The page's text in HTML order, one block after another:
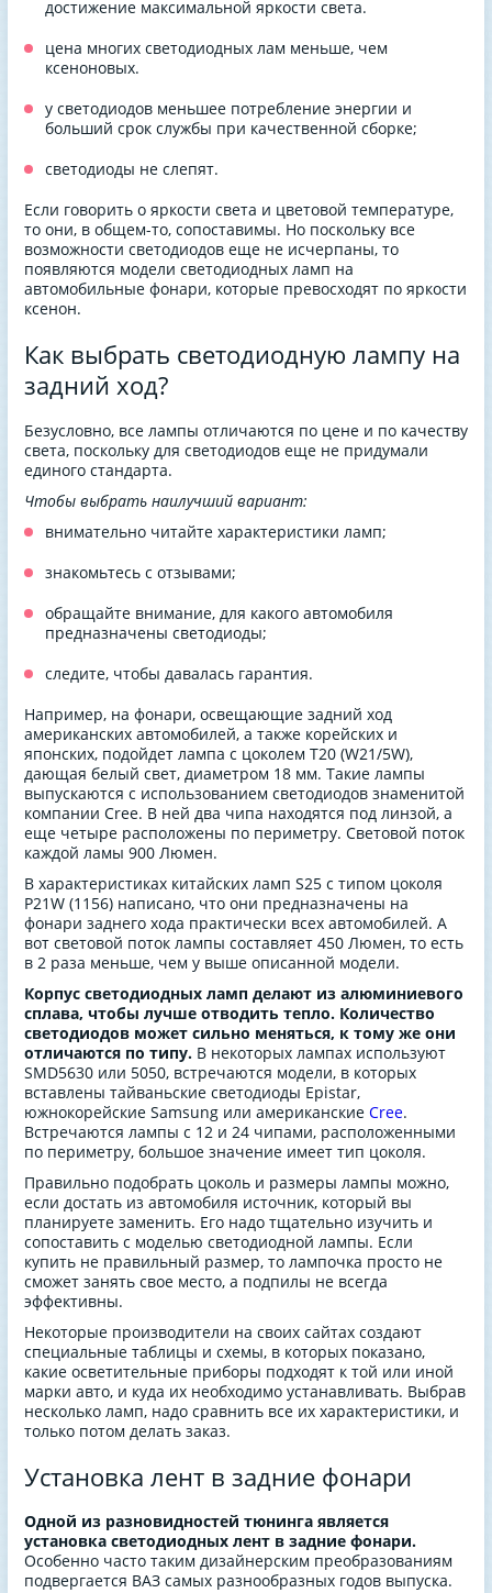
достижение максимальной яркости света.
цена многих светодиодных лам меньше, чем
ксеноновых.
у светодиодов меньшее потребление энергии и
больший срок службы при качественной сборке;
светодиоды не слепят.
Если говорить о яркости света и цветовой температуре,
то они, в общем-то, сопоставимы. Но поскольку все
возможности светодиодов еще не исчерпаны, то
появляются модели светодиодных ламп на
автомобильные фонари, которые превосходят по яркости
ксенон.
Как выбрать светодиодную лампу на
задний ход?
Безусловно, все лампы отличаются по цене и по качеству
света, поскольку для светодиодов еще не придумали
единого стандарта.
Чтобы выбрать наилучший вариант:
внимательно читайте характеристики ламп;
знакомьтесь с отзывами;
обращайте внимание, для какого автомобиля
предназначены светодиоды;
следите, чтобы давалась гарантия.
Например, на фонари, освещающие задний ход
американских автомобилей, а также корейских и
японских, подойдет лампа с цоколем T20 (W21/5W),
дающая белый свет, диаметром 18 мм. Такие лампы
выпускаются с использованием светодиодов знаменитой
компании Cree. В ней два чипа находятся под линзой, а
еще четыре расположены по периметру. Световой поток
каждой ламы 900 Люмен.
В характеристиках китайских ламп S25 с типом цоколя
P21W (1156) написано, что они предназначены на
фонари заднего хода практически всех автомобилей. А
вот световой поток лампы составляет 450 Люмен, то есть
в 2 раза меньше, чем у выше описанной модели.
Корпус светодиодных ламп делают из алюминиевого
сплава, чтобы лучше отводить тепло. Количество
светодиодов может сильно меняться, к тому же они
отличаются по типу. В некоторых лампах используют
SMD5630 или 5050, встречаются модели, в которых
вставлены тайваньские светодиоды Epistar,
южнокорейские Samsung или американские Cree.
Встречаются лампы с 12 и 24 чипами, расположенными
по периметру, большое значение имеет тип цоколя.
Правильно подобрать цоколь и размеры лампы можно,
если достать из автомобиля источник, который вы
планируете заменить. Его надо тщательно изучить и
сопоставить с моделью светодиодной лампы. Если
купить не правильный размер, то лампочка просто не
сможет занять свое место, а подпилы не всегда
эффективны.
Некоторые производители на своих сайтах создают
специальные таблицы и схемы, в которых показано,
какие осветительные приборы подходят к той или иной
марки авто, и куда их необходимо устанавливать. Выбрав
несколько ламп, надо сравнить все их характеристики, и
только потом делать заказ.
Установка лент в задние фонари
Одной из разновидностей тюнинга является
установка светодиодных лент в задние фонари.
Особенно часто таким дизайнерским преобразованиям
подвергается ВАЗ самых разнообразных годов выпуска.